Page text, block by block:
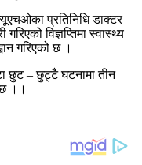
प्रतिनिधि डाक्टर
गरिएको विज्ञप्तिमा स्वास्थ्य
गरिएको छ ।
छुट –छुट्टैघटनामा तीन
।।